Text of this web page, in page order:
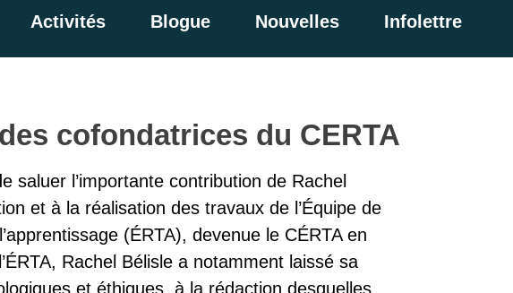
Activités Blogue Nouvelles Infolettre
cofondatrices du CERTA
saluer l’importante contribution de Rachel
et à la réalisation des travaux de l’Équipe de
(ÉRTA), devenue le CÉRTA en
Rachel Bélisle a notamment laissé sa
et éthiques, à la rédaction desquelles